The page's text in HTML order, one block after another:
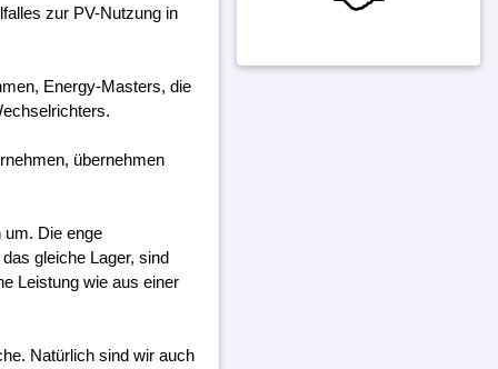
zur PV-Nutzung in
Energy-Masters, die
übernehmen
um. Die enge
gleiche Lager, sind
Leistung wie aus einer
Natürlich sind wir auch